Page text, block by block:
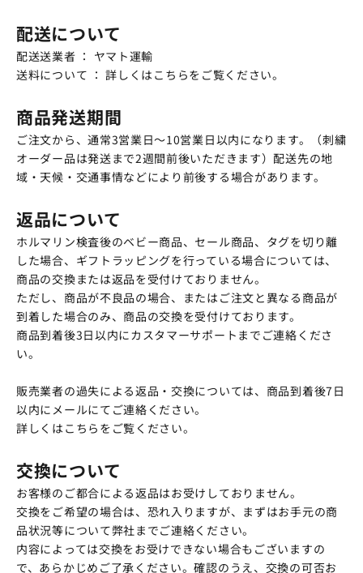
配送について
配送送業者 ： ヤマト運輸
送料について ：詳しくはこちらをご覧ください。
商品発送期間
ご注文から、通常3営業日～10営業日以内になります。（刺繍
オーダー品は発送まで2週間前後いただきます）配送先の地
域・天候・交通事情などにより前後する場合があります。
返品について
ホルマリン検査後のベビー商品、セール商品、タグを切り離
した場合、ギフトラッピングを行っている場合については、
商品の交換または返品を受付けておりません。
ただし、商品が不良品の場合、またはご注文と異なる商品が
到着した場合のみ、商品の交換を受付けております。
商品到着後3日以内にカスタマーサポートまでご連絡くださ
い。
販売業者の過失による返品・交換については、商品到着後7日
以内にメールにてご連絡ください。
詳しくはこちらをご覧ください。
交換について
お客様のご都合による返品はお受けしておりません。
交換をご希望の場合は、恐れ入りますが、まずはお手元の商
品状況等について弊社までご連絡ください。
内容によっては交換をお受けできない場合もございますの
で、あらかじめご了承ください。確認のうえ、交換の可否お